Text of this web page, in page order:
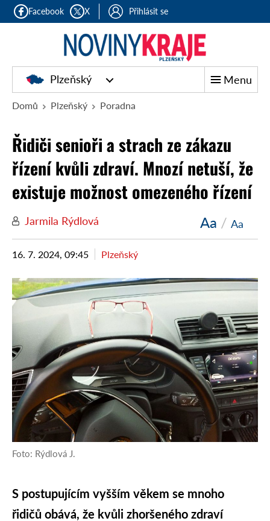
Facebook X Přihlásit se
Plzeňský Menu
Domů Plzeňský Poradna
Řidiči senioři a strach ze zákazu
řízení kvůli zdraví. Mnozí netuší, že
existuje možnost omezeného řízení
Jarmila Rýdlová Aa / Aa
16. 7. 2024, 09:45 Plzeňský
Foto: Rýdlová J.
S postupujícím vyšším věkem se mnoho
řidičů obává, že kvůli zhoršeného zdraví